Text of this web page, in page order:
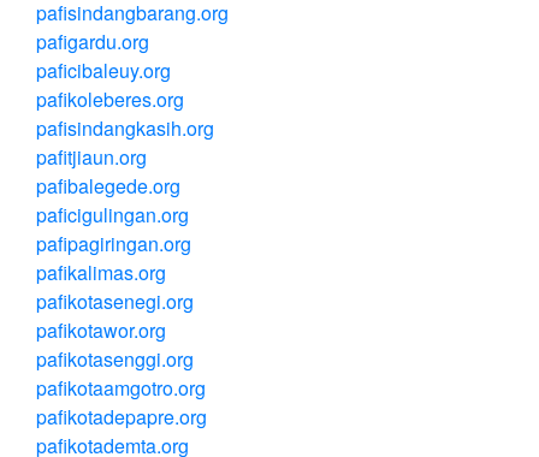
pafisindangbarang.org
pafigardu.org
paficibaleuy.org
pafikoleberes.org
pafisindangkasih.org
pafitjiaun.org
pafibalegede.org
paficigulingan.org
pafipagiringan.org
pafikalimas.org
pafikotasenegi.org
pafikotawor.org
pafikotasenggi.org
pafikotaamgotro.org
pafikotadepapre.org
pafikotademta.org